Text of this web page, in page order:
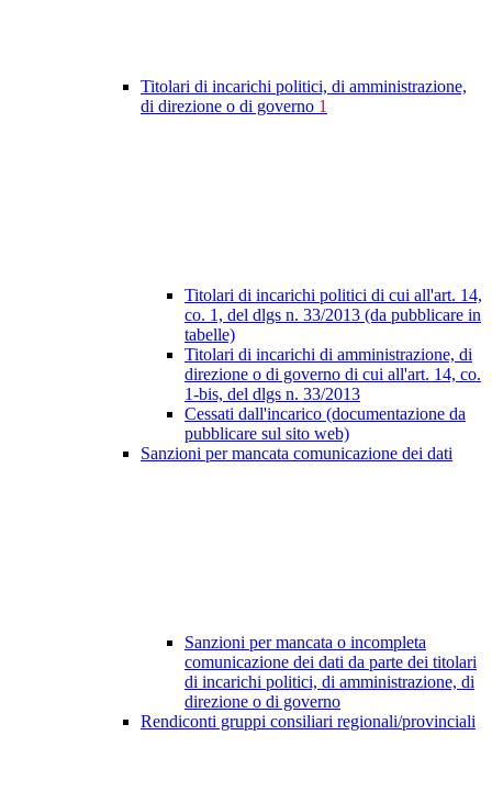
Titolari di incarichi politici, di amministrazione,
di direzione o di governo 1
Titolari di incarichi politici di cui all'art. 14,
co. 1, del dlgs n. 33/2013 (da pubblicare in
tabelle)
Titolari di incarichi di amministrazione, di
direzione o di governo di cui all'art. 14, co.
1-bis, del dlgs n. 33/2013
Cessati dall'incarico (documentazione da
pubblicare sul sito web)
Sanzioni per mancata comunicazione dei dati
Sanzioni per mancata o incompleta
comunicazione dei dati da parte dei titolari
di incarichi politici, di amministrazione, di
direzione o di governo
Rendiconti gruppi consiliari regionali/provinciali